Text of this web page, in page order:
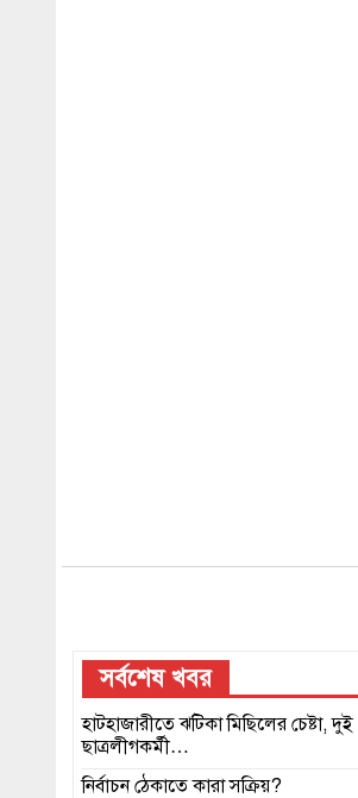
সর্বশেষ খবর
হাটহাজারীতে ঝটিকা মিছিলের চেষ্টা, দুই
ছাত্রলীগকর্মী…
নির্বাচন ঠেকাতে কারা সক্রিয়?